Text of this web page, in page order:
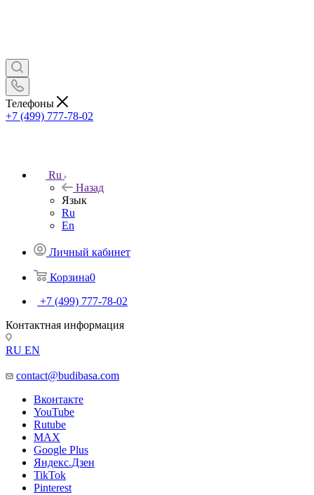
Телефоны
+7 (499) 777-78-02
Ru
Назад
Язык
Ru
En
Личный кабинет
Корзина0
+7 (499) 777-78-02
Контактная информация
RU EN
contact@budibasa.com
Вконтакте
YouTube
Rutube
MAX
Google Plus
Яндекс.Дзен
TikTok
Pinterest